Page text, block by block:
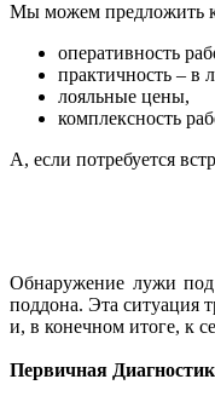
Мы можем предложить
оперативность
практичность – в
лояльные цены,
комплексность
А, если потребуется
Обнаружение лужи под
поддона. Эта ситуация
и, в конечном итоге, к
Первичная